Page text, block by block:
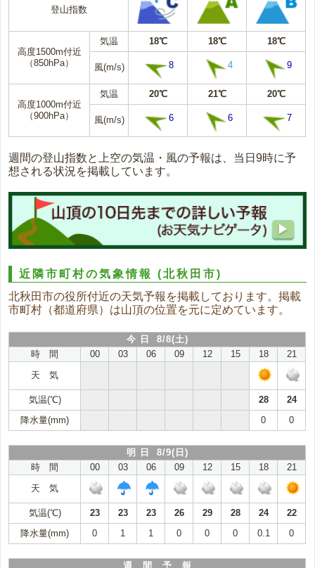
登山指数
高度1500m付近
（850hPa）
気温 18℃ 18℃ 18℃
風(m/s) 8 4 9
高度1000m付近
（900hPa）
気温 20℃ 21℃ 20℃
風(m/s) 6 6 7
週間の登山指数と上空の気温・風の予報は、当日9時に予
想される状況を掲載しています。
近隣市町村の気象情報(北秋田市)
北秋田市の役所付近の天気予報を掲載しております。掲載
市町村（都道府県）は山頂の位置を元に定めています。
今 日 8/8(土)
時 間
00 03 06 09 12 15 18
21
天 気
気温(℃) 28
24
降水量(mm)
0 0
明 日 8/9(日)
時 間
00 03 06 09 12 15 18
21
天 気
気温(℃) 23 23 23 26 29 28 24
22
降水量(mm)
0 1 1 0 0 0 0.1 0
週 間 予 報